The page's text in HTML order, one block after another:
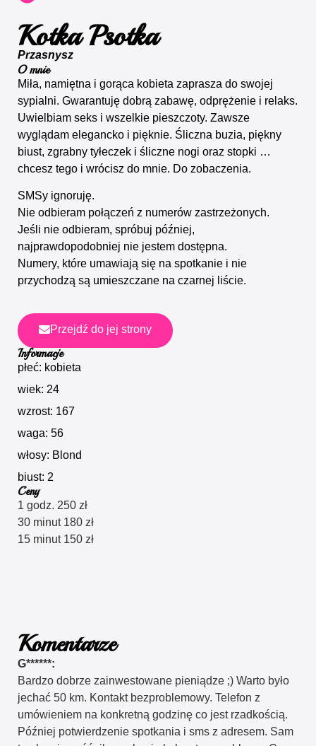
Kotka Psotka
Przasnysz
O mnie
Miła, namiętna i gorąca kobieta zaprasza do swojej
sypialni. Gwarantuję dobrą zabawę, odprężenie i relaks.
Uwielbiam seks i wszelkie pieszczoty. Zawsze
wyglądam elegancko i pięknie. Śliczna buzia, piękny
biust, zgrabny tyłeczek i śliczne nogi oraz stopki …
chcesz tego i wrócisz do mnie. Do zobaczenia.
SMSy ignoruję.
Nie odbieram połączeń z numerów zastrzeżonych.
Jeśli nie odbieram, spróbuj później,
najprawdopodobniej nie jestem dostępna.
Numery, które umawiają się na spotkanie i nie
przychodzą są umieszczane na czarnej liście.
Przejdź do jej strony
Informacje
płeć: kobieta
wiek: 24
wzrost: 167
waga: 56
włosy: Blond
biust: 2
Ceny
1 godz. 250 zł
30 minut 180 zł
15 minut 150 zł
Komentarze
G******:
Bardzo dobrze zainwestowane pieniądze ;) Warto było
jechać 50 km. Kontakt bezproblemowy. Telefon z
umówieniem na konkretną godzinę co jest rzadkością.
Później potwierdzenie spotkania i sms z adresem. Sam